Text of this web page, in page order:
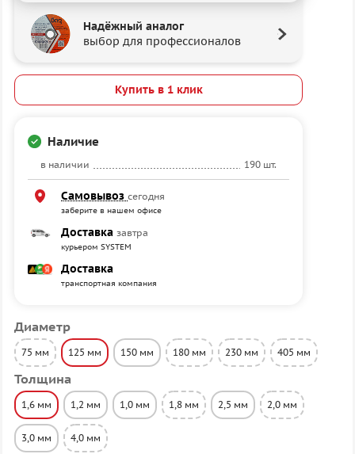
Диаметр
75 мм 125 мм 150 мм 180 мм 230 мм 405 мм
Толщина
1,6 мм 1,2 мм 1,0 мм 1,8 мм 2,5 мм 2,0 мм
3,0 мм 4,0 мм
Надёжный аналог
выбор для профессионалов
Купить в 1 клик
Наличие
в наличии 190 шт.
Самовывоз сегодня
заберите в нашем офисе
Доставка завтра
курьером SYSTEM
Доставка
транспортная компания